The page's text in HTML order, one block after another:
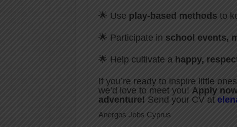
🌟 Use play-based methods to
🌟 Participate in school events,
🌟 Help cultivate a happy,
If you’re ready to inspire little
we’d love to meet you! Apply
adventure! Send your CV at
Anergos Jobs Cyprus